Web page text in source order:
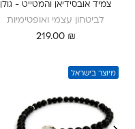
צמיד אובסידיאן והמטייט - גולן
לביטחון עצמי ואופטימיות
219.00 ₪
מיוצר בישראל